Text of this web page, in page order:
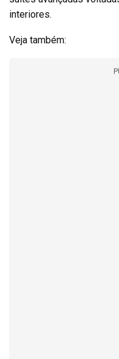
interiores.
Veja também: